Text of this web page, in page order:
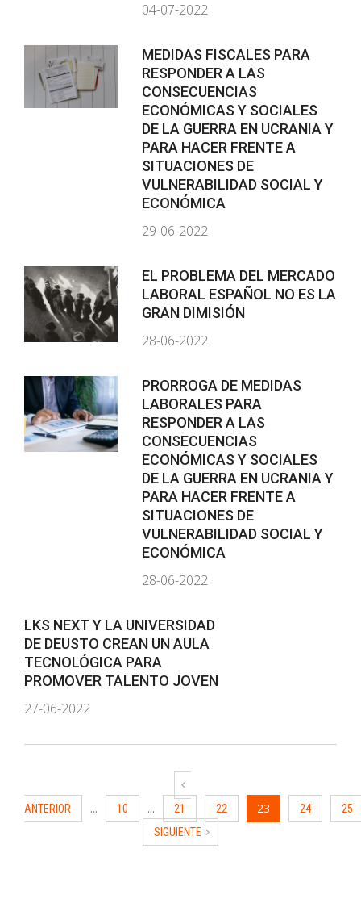
04-07-2022
MEDIDAS FISCALES PARA
RESPONDER A LAS
CONSECUENCIAS
ECONÓMICAS Y SOCIALES
DE LA GUERRA EN UCRANIA Y
PARA HACER FRENTE A
SITUACIONES DE
VULNERABILIDAD SOCIAL Y
ECONÓMICA
29-06-2022
EL PROBLEMA DEL MERCADO
LABORAL ESPAÑOL NO ES LA
GRAN DIMISIÓN
28-06-2022
PRORROGA DE MEDIDAS
LABORALES PARA
RESPONDER A LAS
CONSECUENCIAS
ECONÓMICAS Y SOCIALES
DE LA GUERRA EN UCRANIA Y
PARA HACER FRENTE A
SITUACIONES DE
VULNERABILIDAD SOCIAL Y
ECONÓMICA
28-06-2022
LKS NEXT Y LA UNIVERSIDAD
DE DEUSTO CREAN UN AULA
TECNOLÓGICA PARA
PROMOVER TALENTO JOVEN
27-06-2022
ANTERIOR ... 10 ... 21 22 23 24
25
SIGUIENTE